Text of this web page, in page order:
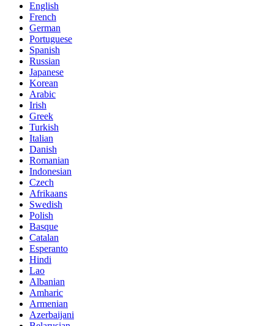
English
French
German
Portuguese
Spanish
Russian
Japanese
Korean
Arabic
Irish
Greek
Turkish
Italian
Danish
Romanian
Indonesian
Czech
Afrikaans
Swedish
Polish
Basque
Catalan
Esperanto
Hindi
Lao
Albanian
Amharic
Armenian
Azerbaijani